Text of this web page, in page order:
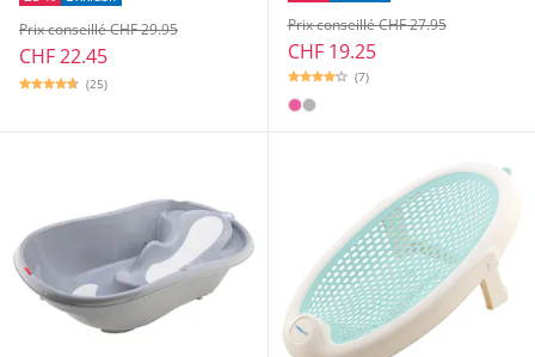
CHF 22.45
Prix conseillé CHF 29.95
(25)
CHF 19.25
Prix conseillé CHF 27.95
(7)